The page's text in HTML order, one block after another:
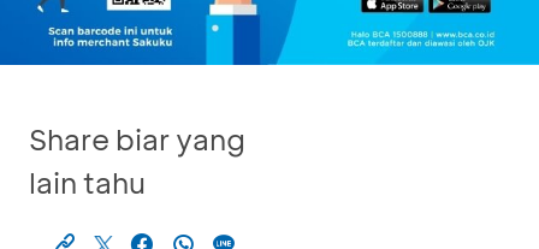
Share biar yang
lain tahu